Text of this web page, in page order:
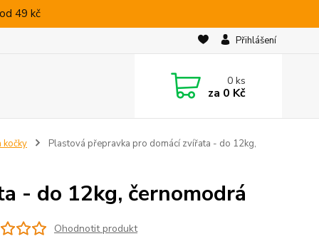
49 kč
Přihlášení
0ks
za 0 Kč
kočky Plastová přepravka pro domácí zvířata - do 12kg,
- do 12kg, černomodrá
Ohodnotit produkt